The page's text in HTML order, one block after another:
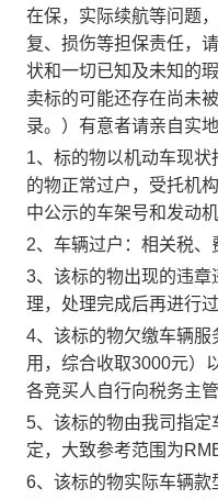
在保，实际续航等问题
复、损伤等担保责任，
状和一切已知及未知的
卖标的可能还存在尚未
录。）有意者请亲自实
1、标的物以机动车现
的物正常过户，受托机
中公示的车架号和发动机
2、车辆过户：相关税
3、该标的物出现的违
理，处理完成后再进行过
4、该标的物欠缴车辆服
用，综合收取3000元）
各竞买人自行向税务主
5、该标的物由我司指定
定，大致参考范围为
6、 该标的物实际车辆款